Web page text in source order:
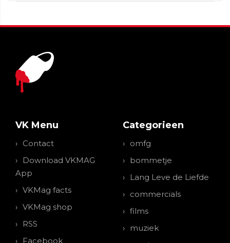
VK Menu
Contact
Download VKMAG
App
VKMag facts
VKMag shop
RSS
Facebook
Categorieen
omfg
bommetje
Lang Leve de Liefde
commercials
films
muziek